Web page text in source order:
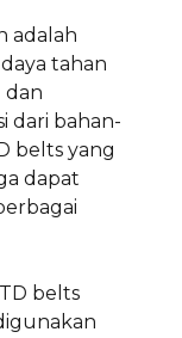
adalah
tahan
dan
dari bahan-
belts yang
dapat
belts